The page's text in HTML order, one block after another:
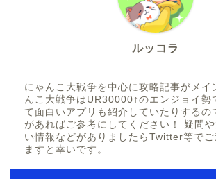
ルッコラ
にゃんこ大戦争を中心に攻略記事がメイ
んこ大戦争はUR30000↑のエンジョイ勢
て面白いアプリも紹介していたりするの
があればご参考にしてください！ 疑問
い情報などがありましたらTwitter等で
ますと幸いです。